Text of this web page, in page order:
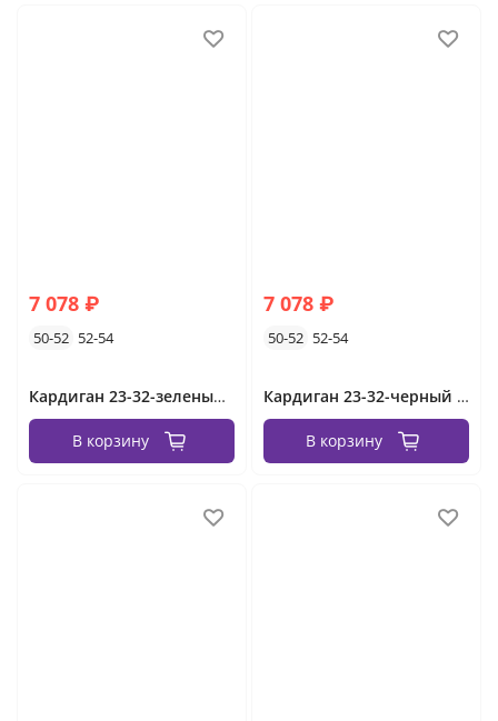
7 078 ₽
50-52 52-54
Кардиган 23-32-зеленый Minova
В корзину
7 078 ₽
50-52 52-54
Кардиган 23-32-черный Minova
В корзину